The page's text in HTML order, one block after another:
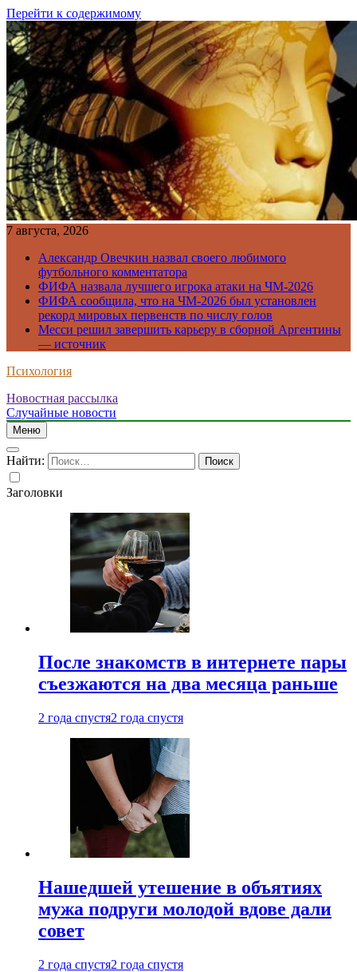
Перейти к содержимому
7 августа, 2026
Александр Овечкин назвал своего любимого
футбольного комментатора
ФИФА назвала лучшего игрока атаки на ЧМ-2026
ФИФА сообщила, что на ЧМ-2026 был установлен
рекорд мировых первенств по числу голов
Месси решил завершить карьеру в сборной Аргентины
— источник
Психология
Новостная рассылка
Случайные новости
Меню
Найти:
Заголовки
После знакомств в интернете пары
съезжаются на два месяца раньше
2 года спустя2 года спустя
Нашедшей утешение в объятиях
мужа подруги молодой вдове дали
совет
2 года спустя2 года спустя